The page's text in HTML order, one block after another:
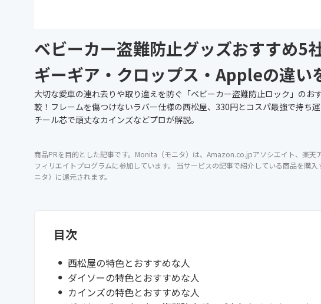
ベビーカー盗難防止グッズおすすめ5
ギーギア・クロップス・Appleの違い
大切な愛車の連れ去りや取り違えを防ぐ「ベビーカー盗難防止ロック」のお
較！フレームを傷つけないラバー仕様の西松屋、330円とコスパ最強で持ち
チール芯で頑丈なカインズなどプロが解説。
商品PRを目的とした記事です。Monita（モニタ）は、Amazon.co.jpアソシエイト、楽天
フィリエイトプログラムに参加しています。 当サービスの記事で紹介している商品を購
ニタ）に還元されます。
目次
西松屋の特色とおすすめな人
ダイソーの特色とおすすめな人
カインズの特色とおすすめな人